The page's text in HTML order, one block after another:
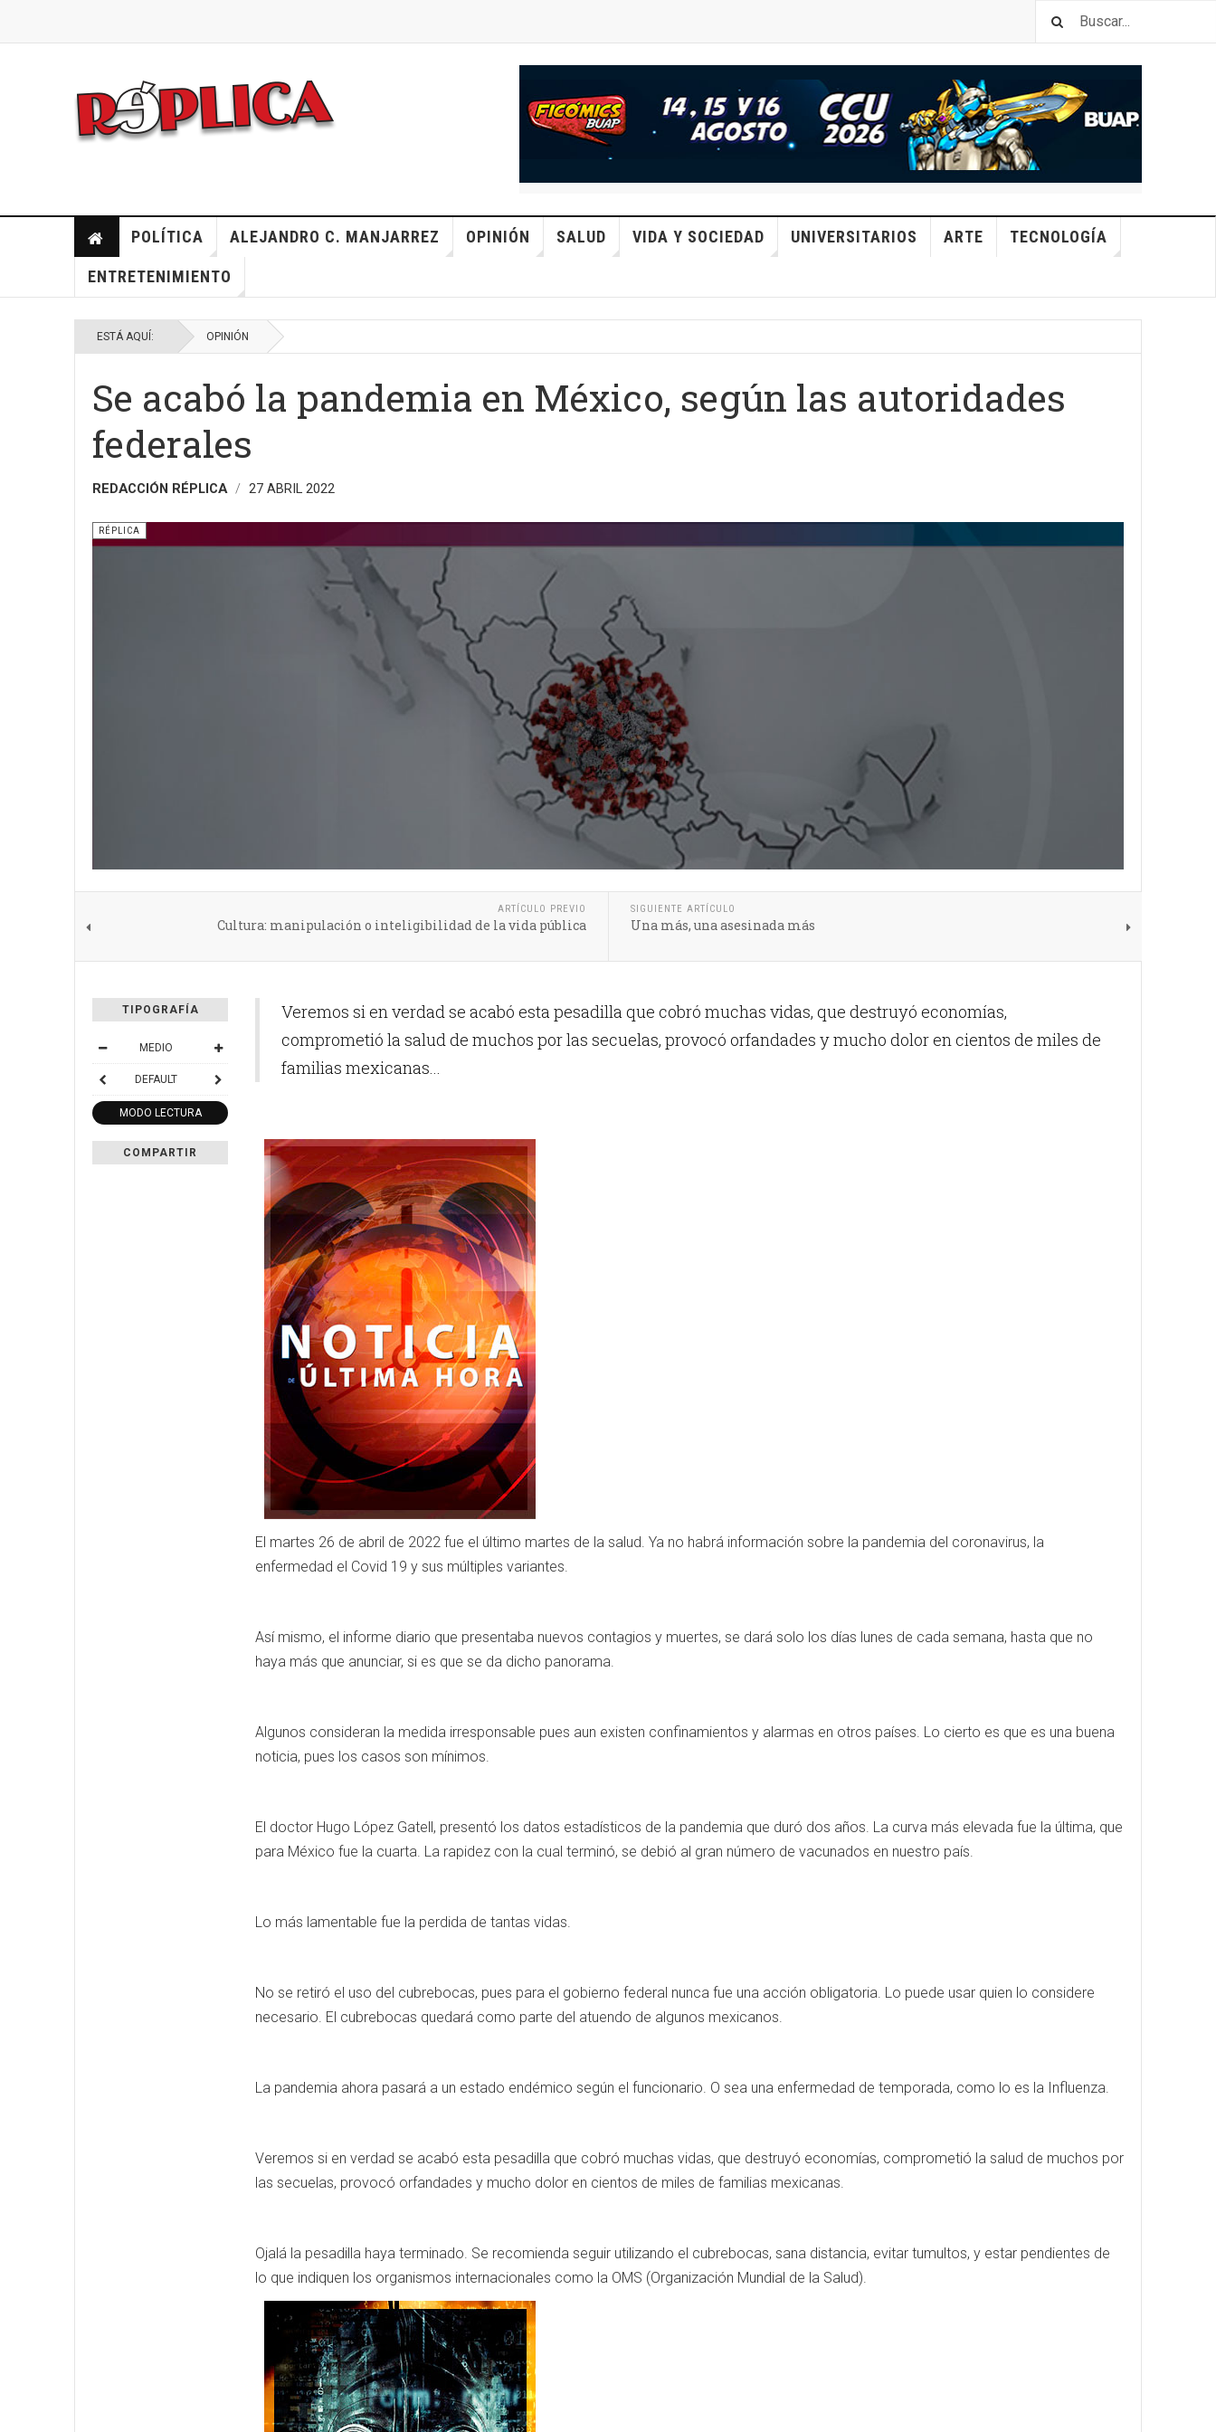
POLÍTICA ALEJANDRO C. MANJARREZ OPINIÓN SALUD VIDA Y SOCIEDAD UNIVERSITARIOS ARTE TECNOLOGÍA
ENTRETENIMIENTO
ESTÁ AQUÍ: OPINIÓN
Se acabó la pandemia en México, según las autoridades
federales
REDACCIÓN RÉPLICA 27 ABRIL 2022
RÉPLICA
ARTÍCULO PREVIO
Cultura: manipulación o inteligibilidad de la vida pública
SIGUIENTE ARTÍCULO
Una más, una asesinada más
TIPOGRAFÍA
MEDIO
DEFAULT
MODO LECTURA
COMPARTIR
Veremos si en verdad se acabó esta pesadilla que cobró muchas vidas, que destruyó economías,
comprometió la salud de muchos por las secuelas, provocó orfandades y mucho dolor en cientos de miles de
familias mexicanas...
El martes 26 de abril de 2022 fue el último martes de la salud. Ya no habrá información sobre la pandemia del coronavirus, la
enfermedad el Covid 19 y sus múltiples variantes.
Así mismo, el informe diario que presentaba nuevos contagios y muertes, se dará solo los días lunes de cada semana, hasta que no
haya más que anunciar, si es que se da dicho panorama.
Algunos consideran la medida irresponsable pues aun existen confinamientos y alarmas en otros países. Lo cierto es que es una buena
noticia, pues los casos son mínimos.
El doctor Hugo López Gatell, presentó los datos estadísticos de la pandemia que duró dos años. La curva más elevada fue la última, que
para México fue la cuarta. La rapidez con la cual terminó, se debió al gran número de vacunados en nuestro país.
Lo más lamentable fue la perdida de tantas vidas.
No se retiró el uso del cubrebocas, pues para el gobierno federal nunca fue una acción obligatoria. Lo puede usar quien lo considere
necesario. El cubrebocas quedará como parte del atuendo de algunos mexicanos.
La pandemia ahora pasará a un estado endémico según el funcionario. O sea una enfermedad de temporada, como lo es la Influenza.
Veremos si en verdad se acabó esta pesadilla que cobró muchas vidas, que destruyó economías, comprometió la salud de muchos por
las secuelas, provocó orfandades y mucho dolor en cientos de miles de familias mexicanas.
Ojalá la pesadilla haya terminado. Se recomienda seguir utilizando el cubrebocas, sana distancia, evitar tumultos, y estar pendientes de
lo que indiquen los organismos internacionales como la OMS (Organización Mundial de la Salud).